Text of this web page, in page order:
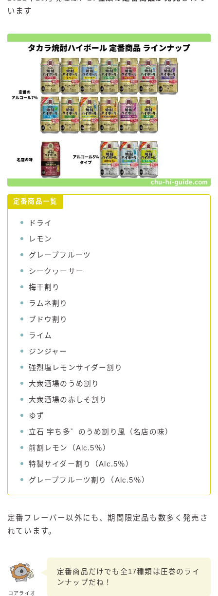
います
定番商品一覧
ドライ
レモン
グレープフルーツ
シークヮーサー
梅干割り
ラムネ割り
ブドウ割り
ライム
ジンジャー
強烈塩レモンサイダー割り
大衆酒場のうめ割り
大衆酒場の赤しそ割り
ゆず
立石 宇ち多゛のうめ割り風（名店の味）
前割レモン（Alc.5％）
特製サイダー割り（Alc.5％）
グレープフルーツ割り（Alc.5％）
定番フレーバー以外にも、期間限定品も数多く発売さ
れています。
コアライオ
定番商品だけでも全17種類は圧巻のライ
ンナップだね！